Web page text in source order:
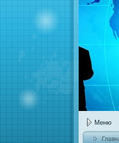
Меню